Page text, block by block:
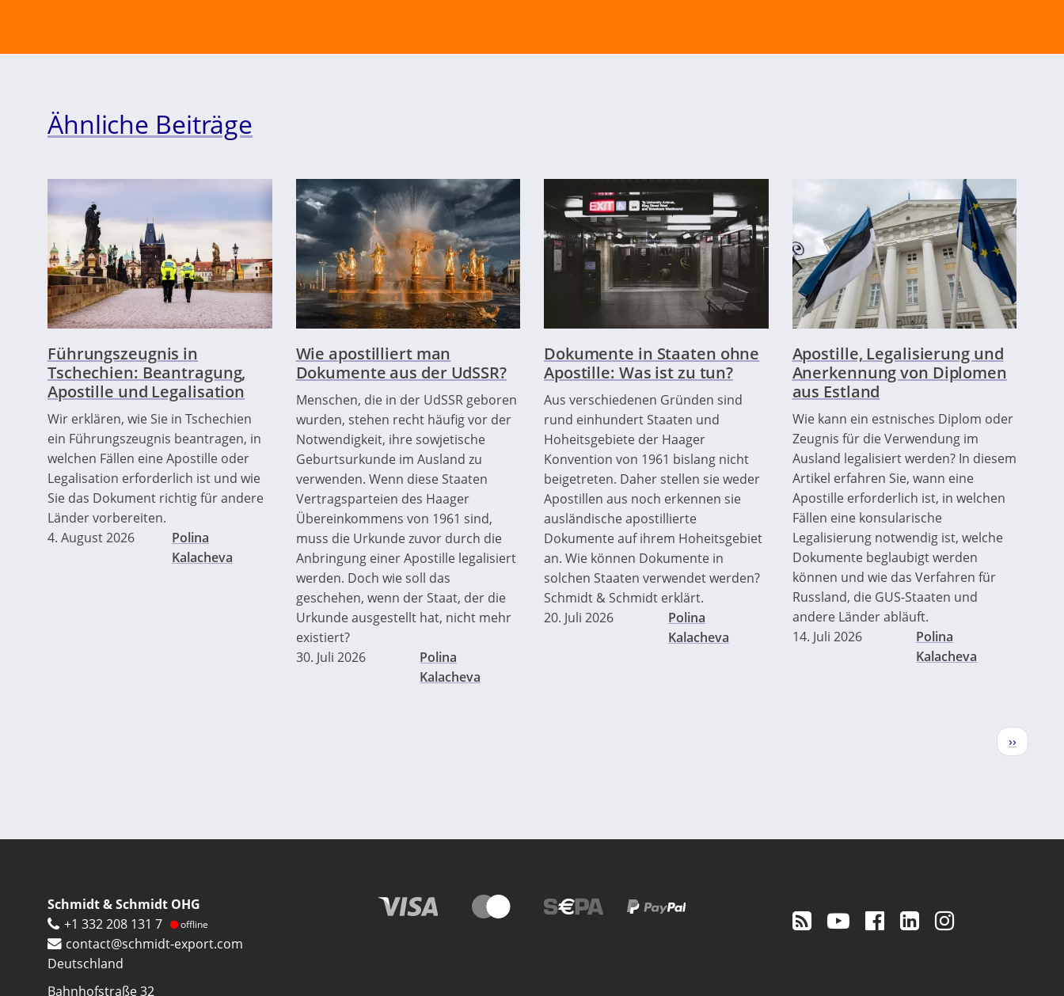
Ähnliche Beiträge
Führungszeugnis in
Tschechien: Beantragung,
Apostille und Legalisation
Wir erklären, wie Sie in Tschechien
ein Führungszeugnis beantragen, in
welchen Fällen eine Apostille oder
Legalisation erforderlich ist und wie
Sie das Dokument richtig für andere
Länder vorbereiten.
4. August 2026
Polina
Kalacheva
Wie apostilliert man
Dokumente aus der UdSSR?
Menschen, die in der UdSSR geboren
wurden, stehen recht häufig vor der
Notwendigkeit, ihre sowjetische
Geburtsurkunde im Ausland zu
verwenden. Wenn diese Staaten
Vertragsparteien des Haager
Übereinkommens von 1961 sind,
muss die Urkunde zuvor durch die
Anbringung einer Apostille legalisiert
werden. Doch wie soll das
geschehen, wenn der Staat, der die
Urkunde ausgestellt hat, nicht mehr
existiert?
30. Juli 2026
Polina
Kalacheva
Dokumente in Staaten ohne
Apostille: Was ist zu tun?
Aus verschiedenen Gründen sind
rund einhundert Staaten und
Hoheitsgebiete der Haager
Konvention von 1961 bislang nicht
beigetreten. Daher stellen sie weder
Apostillen aus noch erkennen sie
ausländische apostillierte
Dokumente auf ihrem Hoheitsgebiet
an. Wie können Dokumente in
solchen Staaten verwendet werden?
Schmidt & Schmidt erklärt.
20. Juli 2026
Polina
Kalacheva
Apostille, Legalisierung und
Anerkennung von Diplomen
aus Estland
Wie kann ein estnisches Diplom oder
Zeugnis für die Verwendung im
Ausland legalisiert werden? In diesem
Artikel erfahren Sie, wann eine
Apostille erforderlich ist, in welchen
Fällen eine konsularische
Legalisierung notwendig ist, welche
Dokumente beglaubigt werden
können und wie das Verfahren für
Russland, die GUS-Staaten und
andere Länder abläuft.
14. Juli 2026
Polina
Kalacheva
Nächste
Seite
››
Schmidt & Schmidt OHG
+1 332 208 131 7
offline
contact@schmidt-export.com
Deutschland
Bahnhofstraße 32